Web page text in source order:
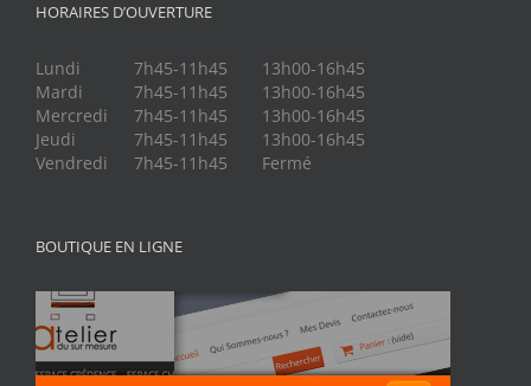
HORAIRES D’OUVERTURE
Lundi 7h45-11h45
13h00-16h45
Mardi
7h45-11h45
13h00-16h45
Mercredi
7h45-11h45
13h00-16h45
Jeudi
7h45-11h45
13h00-16h45
Vendredi
7h45-11h45 Fermé
BOUTIQUE EN LIGNE